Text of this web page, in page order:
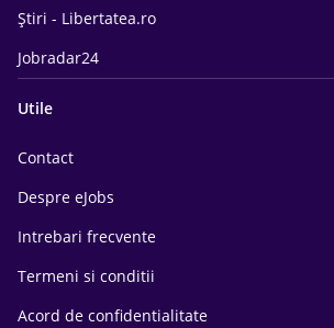
Știri - Libertatea.ro
Jobradar24
Utile
Contact
Despre eJobs
Intrebari frecvente
Termeni si conditii
Acord de confidentialitate